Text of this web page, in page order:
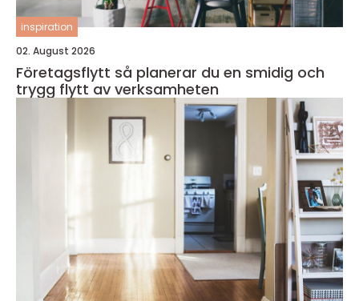
inspiration
02. August 2026
Företagsflytt så planerar du en smidig och
trygg flytt av verksamheten